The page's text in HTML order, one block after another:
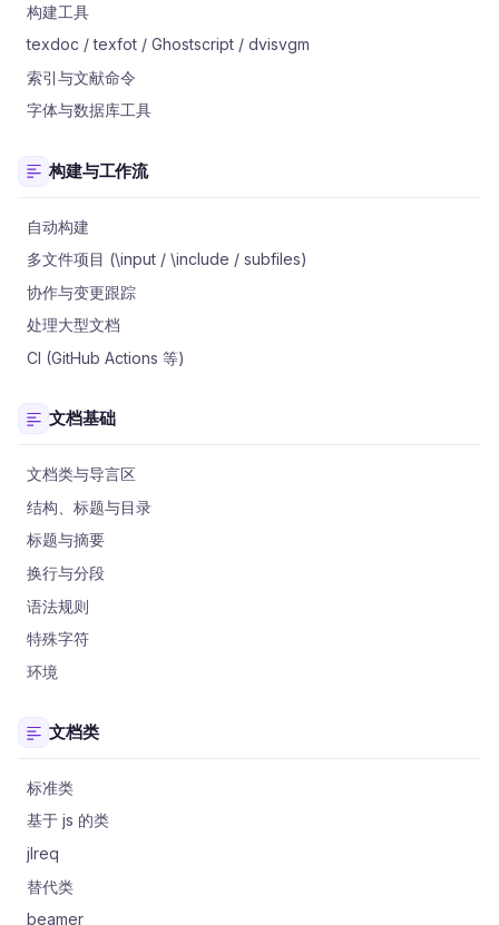
构建工具
texdoc / texfot / Ghostscript / dvisvgm
索引与文献命令
字体与数据库工具
构建与工作流
自动构建
多文件项目 (\input / \include / subfiles)
协作与变更跟踪
处理大型文档
CI (GitHub Actions 等)
文档基础
文档类与导言区
结构、标题与目录
标题与摘要
换行与分段
语法规则
特殊字符
环境
文档类
标准类
基于 js 的类
jlreq
替代类
beamer